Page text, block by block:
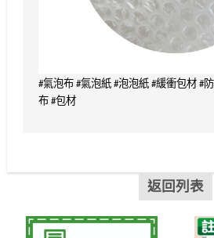
#氣泡布 #氣泡紙 #泡泡紙 #緩衝包材 #
布 #包材
返回列表